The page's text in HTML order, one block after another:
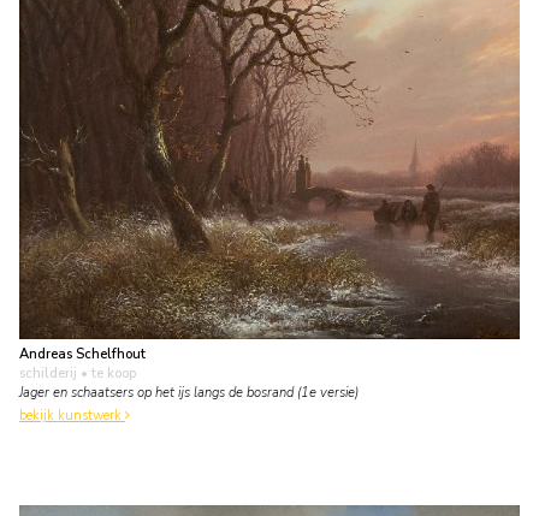
Andreas Schelfhout
schilderij • te koop
Jager en schaatsers op het ijs langs de bosrand (1e versie)
bekijk kunstwerk